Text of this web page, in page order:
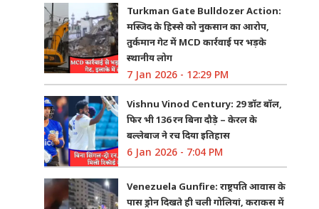
Turkman Gate Bulldozer Action:
मस्जिद के हिस्से को नुकसान का आरोप,
तुर्कमान गेट में MCD कार्रवाई पर भड़के
स्थानीय लोग
7 Jan 2026 - 12:29 PM
Vishnu Vinod Century: 29 डॉट बॉल,
फिर भी 136 रन बिना दौड़े – केरल के
बल्लेबाज ने रच दिया इतिहास
6 Jan 2026 - 7:04 PM
Venezuela Gunfire: राष्ट्रपति आवास के
पास ड्रोन दिखते ही चली गोलियां, कराकस में